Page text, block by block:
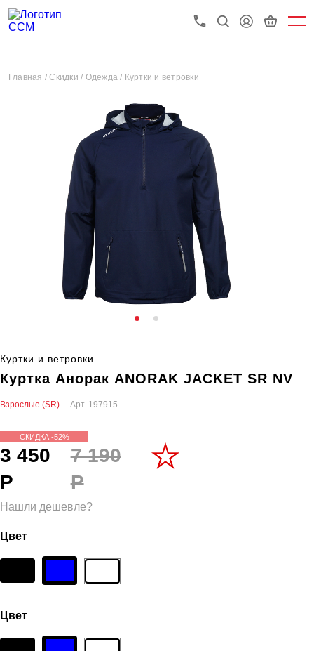
Главная /Скидки / Одежда / Куртки и ветровки
Куртки и ветровки
Куртка Анорак ANORAK JACKET SR NV
Взрослые (SR) Арт. 197915
СКИДКА -52%
3 450
Р
7 190
Р
Нашли дешевле?
Цвет
Цвет